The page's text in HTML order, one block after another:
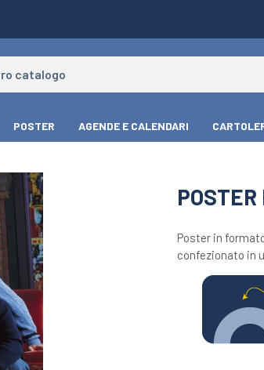
POSTER AGENDE E CALENDARI
Poster in
confezionato in